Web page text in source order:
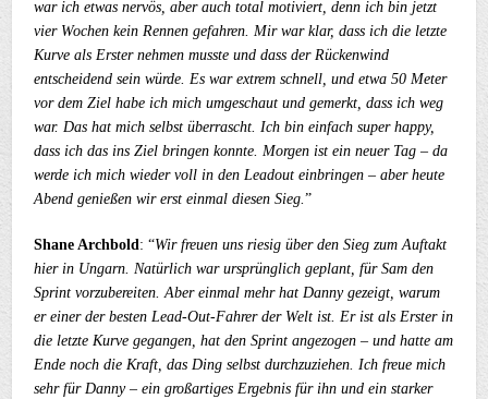
war ich etwas nervös, aber auch total motiviert, denn ich bin jetzt
vier Wochen kein Rennen gefahren. Mir war klar, dass ich die letzte
Kurve als Erster nehmen musste und dass der Rückenwind
entscheidend sein würde. Es war extrem schnell, und etwa 50 Meter
vor dem Ziel habe ich mich umgeschaut und gemerkt, dass ich weg
war. Das hat mich selbst überrascht. Ich bin einfach super happy,
dass ich das ins Ziel bringen konnte. Morgen ist ein neuer Tag – da
werde ich mich wieder voll in den Leadout einbringen – aber heute
Abend genießen wir erst einmal diesen Sieg.”
Shane Archbold: “Wir freuen uns riesig über den Sieg zum Auftakt
hier in Ungarn. Natürlich war ursprünglich geplant, für Sam den
Sprint vorzubereiten. Aber einmal mehr hat Danny gezeigt, warum
er einer der besten Lead-Out-Fahrer der Welt ist. Er ist als Erster in
die letzte Kurve gegangen, hat den Sprint angezogen – und hatte am
Ende noch die Kraft, das Ding selbst durchzuziehen. Ich freue mich
sehr für Danny – ein großartiges Ergebnis für ihn und ein starker